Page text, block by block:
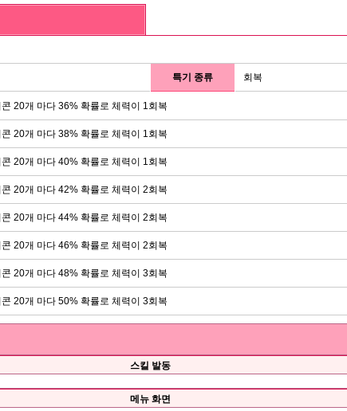
특기 종류 회복
20개 마다 36% 확률로 체력이 1회복
20개 마다 38% 확률로 체력이 1회복
20개 마다 40% 확률로 체력이 1회복
20개 마다 42% 확률로 체력이 2회복
20개 마다 44% 확률로 체력이 2회복
20개 마다 46% 확률로 체력이 2회복
20개 마다 48% 확률로 체력이 3회복
20개 마다 50% 확률로 체력이 3회복
스킬 발동
메뉴 화면